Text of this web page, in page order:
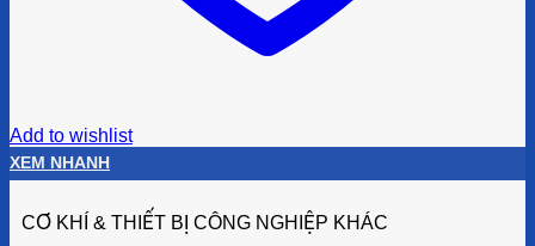
Add to wishlist
XEM NHANH
CƠ KHÍ & THIẾT BỊ CÔNG NGHIỆP KHÁC